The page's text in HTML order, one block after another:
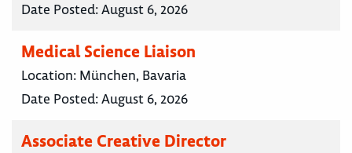
Date Posted:August 6, 2026
Medical Science Liaison
Location: München, Bavaria
Date Posted:August 6, 2026
Associate Creative Director